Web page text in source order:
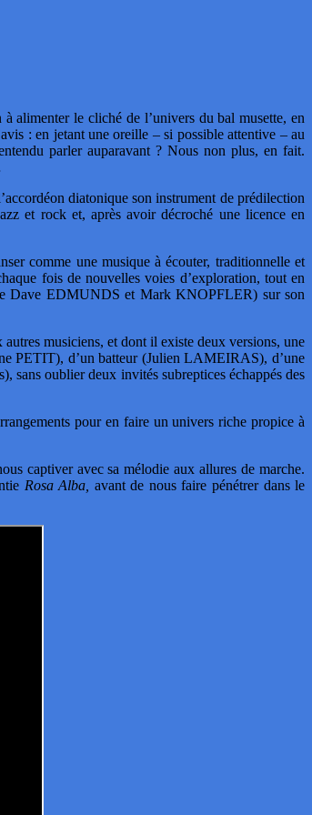
alimenter le cliché de l’univers du bal musette, en
: en jetant une oreille – si possible attentive – au
parler auparavant ? Nous non plus, en fait.
diatonique son instrument de prédilection
et rock et, après avoir décroché une licence en
comme une musique à écouter, traditionnelle et
fois de nouvelles voies d’exploration, tout en
Dave EDMUNDS et Mark KNOPFLER) sur son
musiciens, et dont il existe deux versions, une
PETIT), d’un batteur (Julien LAMEIRAS), d’une
oublier deux invités subreptices échappés des
pour en faire un univers riche propice à
captiver avec sa mélodie aux allures de marche.
Rosa Alba, avant de nous faire pénétrer dans le